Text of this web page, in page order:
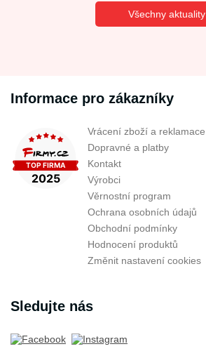
Všechny aktuality
Informace pro zákazníky
Vrácení zboží a reklamace
Dopravné a platby
Kontakt
Výrobci
Věrnostní program
Ochrana osobních údajů
Obchodní podmínky
Hodnocení produktů
Změnit nastavení cookies
Sledujte nás